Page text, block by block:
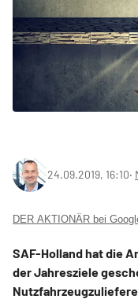
24.09.2019, 16:10‧
DER AKTIONÄR bei
SAF-Holland hat die
der Jahresziele